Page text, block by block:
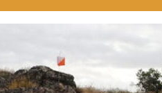
DO CENTRO
histórias para contar, mas não